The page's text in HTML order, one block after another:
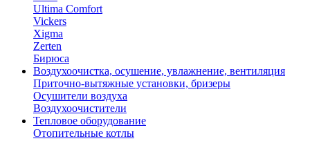
Ultima Comfort
Vickers
Xigma
Zerten
Бирюса
Воздухоочистка, осушение, увлажнение, вентиляция
Приточно-вытяжные установки, бризеры
Осушители воздуха
Воздухоочистители
Тепловое оборудование
Отопительные котлы